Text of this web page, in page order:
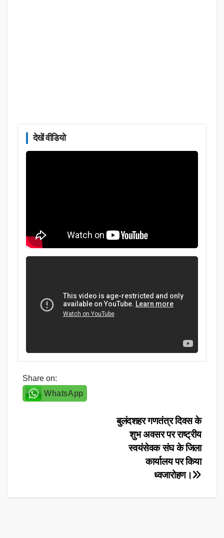
देखें वीडियो
Share on:
WhatsApp
बुलंदशहर गणतंत्र दिवस के
शुभ अवसर पर राष्ट्रीय
स्वयंसेवक संघ के जिला
कार्यालय पर किया
ध्वजारोहण।